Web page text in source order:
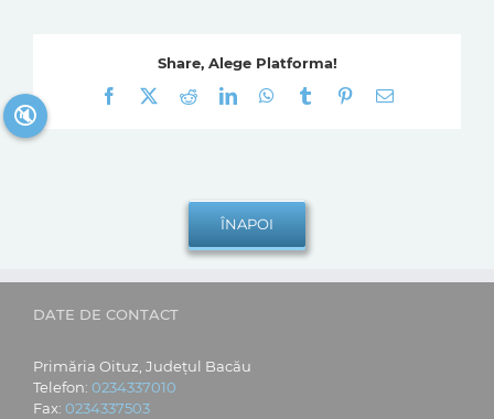
Share, Alege Platforma!
Facebook
RedditLinkedInWhatsApp
Tumblr Pinterest
E-
DATE DE CONTACT
Primăria Oituz, Județul Bacău
Telefon: 0234337010
Fax: 0234337503
🔇